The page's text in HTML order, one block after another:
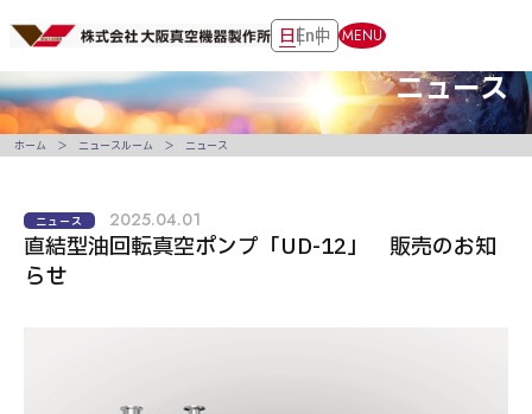
日En中 MENU
ニュース
直結型油回転真空ポンプ「UD-12」 販売のお知
らせ
ニュース 2025.04.01
ホーム ニュースルーム ニュース